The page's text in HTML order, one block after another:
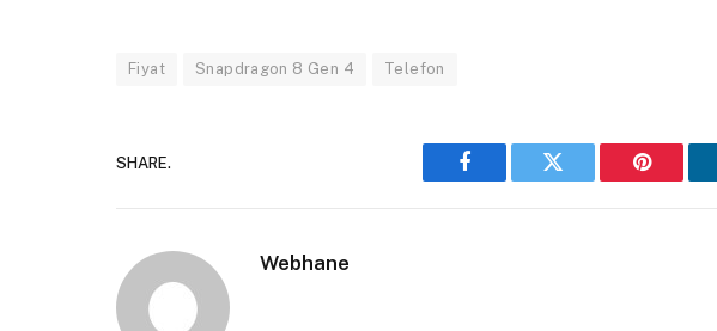
Fiyat Snapdragon 8 Gen 4 Telefon
SHARE.
Facebook Twitter Pinterest
Webhane